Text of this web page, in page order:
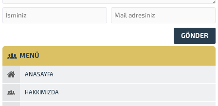
MENÜ
ANASAYFA
HAKKIMIZDA